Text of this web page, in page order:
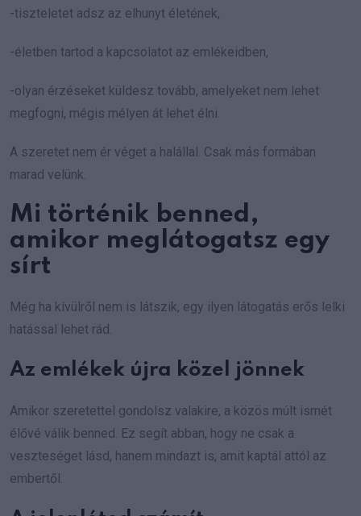
-tiszteletet adsz az elhunyt életének,
-életben tartod a kapcsolatot az emlékeidben,
-olyan érzéseket küldesz tovább, amelyeket nem lehet
megfogni, mégis mélyen át lehet élni.
A szeretet nem ér véget a halállal. Csak más formában
marad velünk.
Mi történik benned,
amikor meglátogatsz egy
sírt
Még ha kívülről nem is látszik, egy ilyen látogatás erős lelki
hatással lehet rád.
Az emlékek újra közel jönnek
Amikor szeretettel gondolsz valakire, a közös múlt ismét
élővé válik benned. Ez segít abban, hogy ne csak a
veszteséget lásd, hanem mindazt is, amit kaptál attól az
embertől.